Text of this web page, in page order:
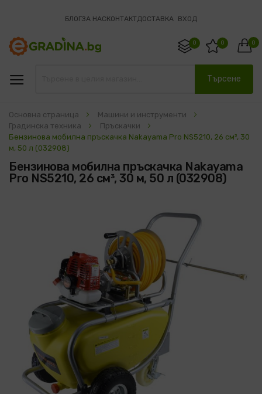
БЛОГЗА НАСКОНТАКТДОСТАВКА ВХОД
0
0 0
Търсене
Основна страница
Машини и инструменти
Градинска техника
Пръскачки
Бензинова мобилна пръскачка Nakayama Pro NS5210, 26 см³, 30
м, 50 л (032908)
Бензинова мобилна пръскачка Nakayama
Pro NS5210, 26 см³, 30 м, 50 л (032908)